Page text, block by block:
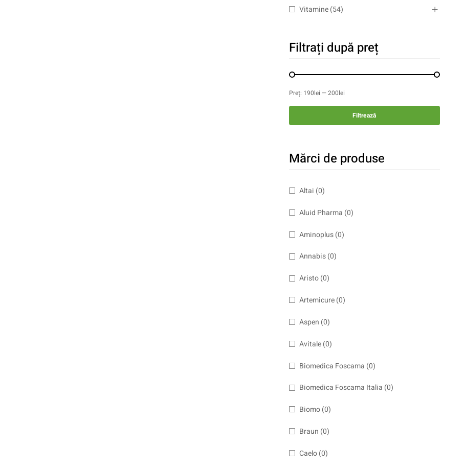
Vitamine (54)
Filtrați după preț
Filtrează
Preț: 190lei —200lei
Mărci de produse
Altai (0)
Aluid Pharma (0)
Aminoplus (0)
Annabis (0)
Aristo (0)
Artemicure (0)
Aspen (0)
Avitale (0)
Biomedica Foscama (0)
Biomedica Foscama Italia (0)
Biomo (0)
Braun (0)
Caelo (0)